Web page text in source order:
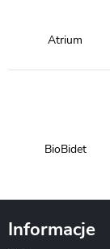
Atrium
BioBidet
Informacje